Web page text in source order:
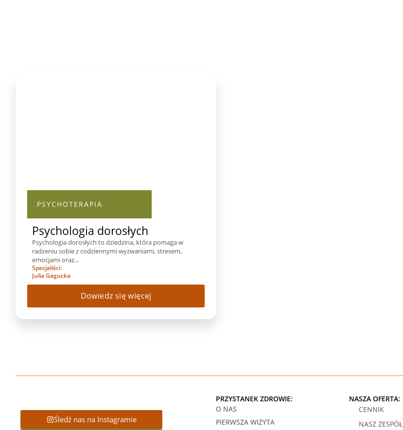
PSYCHOTERAPIA
Psychologia dorosłych
Psychologia dorosłych to dziedzina, która pomaga w
radzeniu sobie z codziennymi wyzwaniami, stresem,
emocjami oraz...
Specjaliści:
Julia Gagucka
Dowiedz się więcej
Śledź nas na Instagramie
PRZYSTANEK ZDROWIE:
O NAS
PIERWSZA WIZYTA
NASZA OFERTA:
CENNIK
NASZ ZESPÓŁ